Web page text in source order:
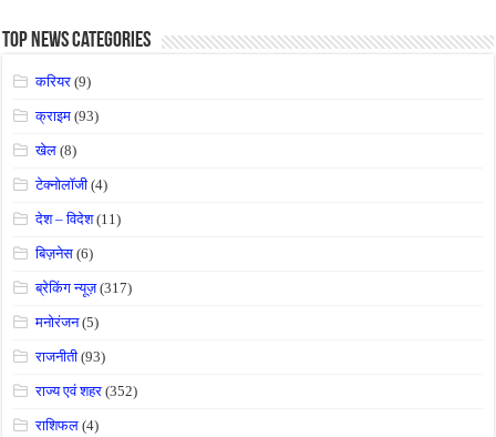
Top News Categories
करियर (9)
क्राइम (93)
खेल (8)
टेक्नोलॉजी (4)
देश – विदेश(11)
बिज़नेस (6)
ब्रेकिंग न्यूज़(317)
मनोरंजन(5)
राजनीती (93)
राज्य एवं शहर (352)
राशिफल (4)